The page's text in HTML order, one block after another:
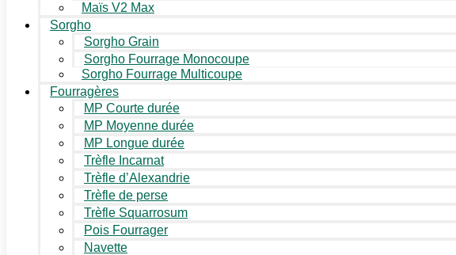
Maïs V2 Max
Sorgho
Sorgho Grain
Sorgho Fourrage Monocoupe
Sorgho Fourrage Multicoupe
Fourragères
MP Courte durée
MP Moyenne durée
MP Longue durée
Trèfle Incarnat
Trèfle d’Alexandrie
Trèfle de perse
Trèfle Squarrosum
Pois Fourrager
Navette